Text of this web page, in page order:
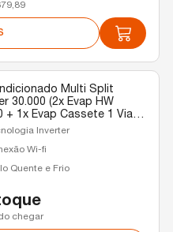
Multi Split
30.000 (2x Evap HW
+ 1x Evap Cassete 1 Via
Gree Quente/Frio R-32
Inverter
Wi-fi
Quente e Frio
chegar